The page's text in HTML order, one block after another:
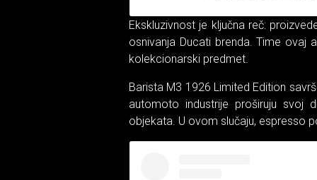
Ekskluzivnost je ključna reč:
osnivanja Ducati brenda. Time ovaj
kolekcionarski predmet.
Barista M3 1926 Limited Edition
automoto industrije proširuju svoj
objekata. U ovom slučaju, espresso